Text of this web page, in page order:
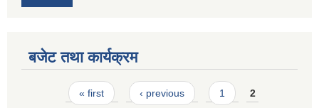
बजेट तथा कार्यक्रम
Pages« first ‹ previous 1 2